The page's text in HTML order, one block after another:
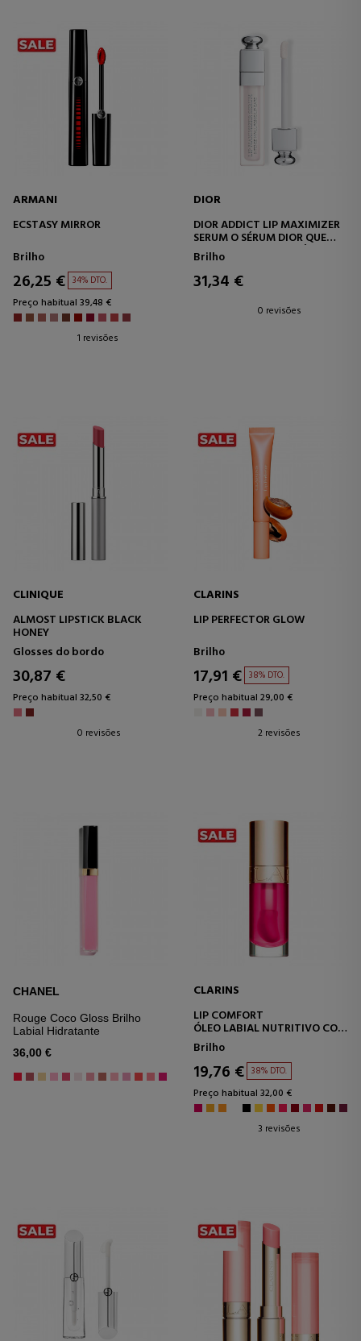
ARMANI
ECSTASY MIRROR
Brilho
26,25 € 34% DTO.
Preço habitual 39,48 €
1 revisões
DIOR
DIOR ADDICT LIP MAXIMIZER
SERUM O SÉRUM DIOR QUE
PROPORCIONA AOS LÁBIOS 24
HORAS* DE HIDRATAÇÃO E
VOLUME VISÍVEL AUMENTADO
Brilho
31,34 €
0 revisões
CLINIQUE
ALMOST LIPSTICK BLACK
HONEY
Glosses do bordo
30,87 €
Preço habitual 32,50 €
0 revisões
CLARINS
LIP PERFECTOR GLOW
Brilho
17,91 € 38% DTO.
Preço habitual 29,00 €
2 revisões
CHANEL
Rouge Coco Gloss Brilho
Labial Hidratante
36,00 €
CLARINS
LIP COMFORT
ÓLEO LABIAL NUTRITIVO COM
COR
Brilho
19,76 € 38% DTO.
Preço habitual 32,00 €
3 revisões